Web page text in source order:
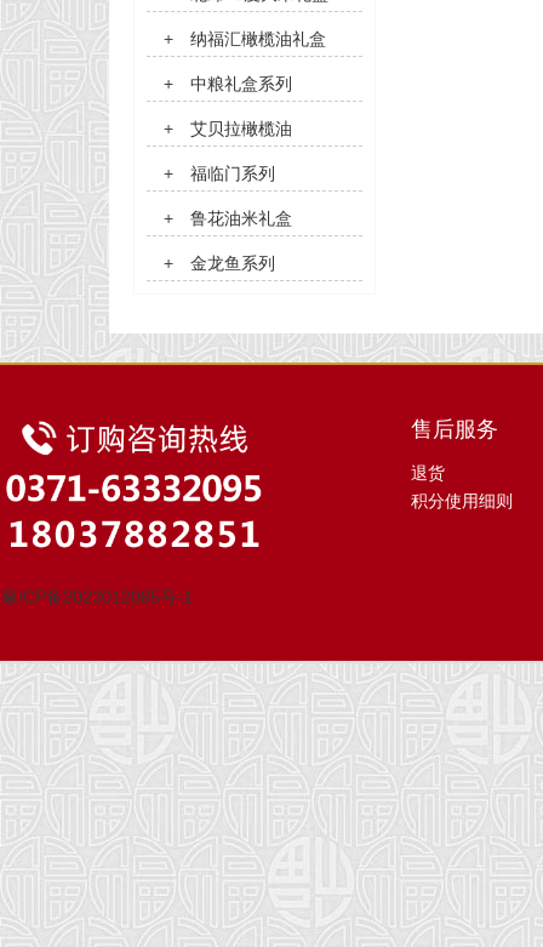
+ 纳福汇橄榄油礼盒
+ 中粮礼盒系列
+ 艾贝拉橄榄油
+ 福临门系列
+ 鲁花油米礼盒
+ 金龙鱼系列
豫ICP备2023012085号-1
售后服务
退货
积分使用细则